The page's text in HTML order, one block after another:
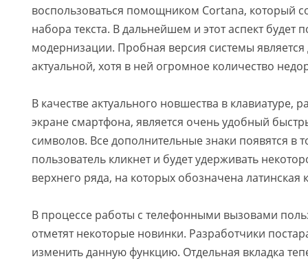
воспользоваться помощником Cortana, который
набора текста. В дальнейшем и этот аспект будет
модернизации. Пробная версия системы является
актуальной, хотя в ней огромное количество
В качестве актуального новшества в клавиатуре,
экране смартфона, является очень удобный
символов. Все дополнительные знаки появятся в
пользователь кликнет и будет удерживать
верхнего ряда, на которых обозначена латинская
В процессе работы с телефонными вызовами
отметят некоторые новинки. Разработчики
изменить данную функцию. Отдельная вкладка